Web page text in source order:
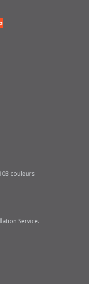
couleurs
Service.